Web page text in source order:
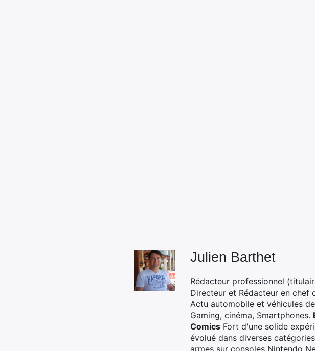
Julien Barthet
Rédacteur professionnel
Directeur et Rédacteur en chef
Actu automobile et véhicules
Gaming, cinéma, Smartphones.
Comics Fort d'une solide
évolué dans diverses
armes sur consoles Nintendo